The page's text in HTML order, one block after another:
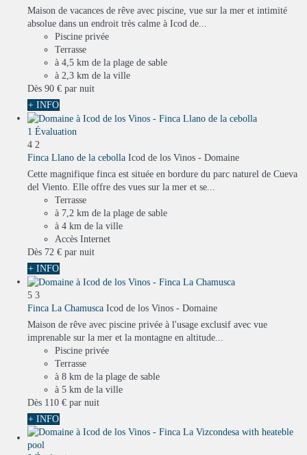
Maison de vacances de rêve avec piscine, vue sur la mer et intimité
absolue dans un endroit très calme à Icod de...
Piscine privée
Terrasse
à 4,5 km de la plage de sable
à 2,3 km de la ville
Dès 90 € par nuit
+ INFO
1 Évaluation
4 2
Finca Llano de la cebolla Icod de los Vinos - Domaine
Cette magnifique finca est située en bordure du parc naturel de Cueva
del Viento. Elle offre des vues sur la mer et se...
Terrasse
à 7,2 km de la plage de sable
à 4 km de la ville
Accès Internet
Dès 72 € par nuit
+ INFO
5 3
Finca La Chamusca Icod de los Vinos - Domaine
Maison de rêve avec piscine privée à l'usage exclusif avec vue
imprenable sur la mer et la montagne en altitude...
Piscine privée
Terrasse
à 8 km de la plage de sable
à 5 km de la ville
Dès 110 € par nuit
+ INFO